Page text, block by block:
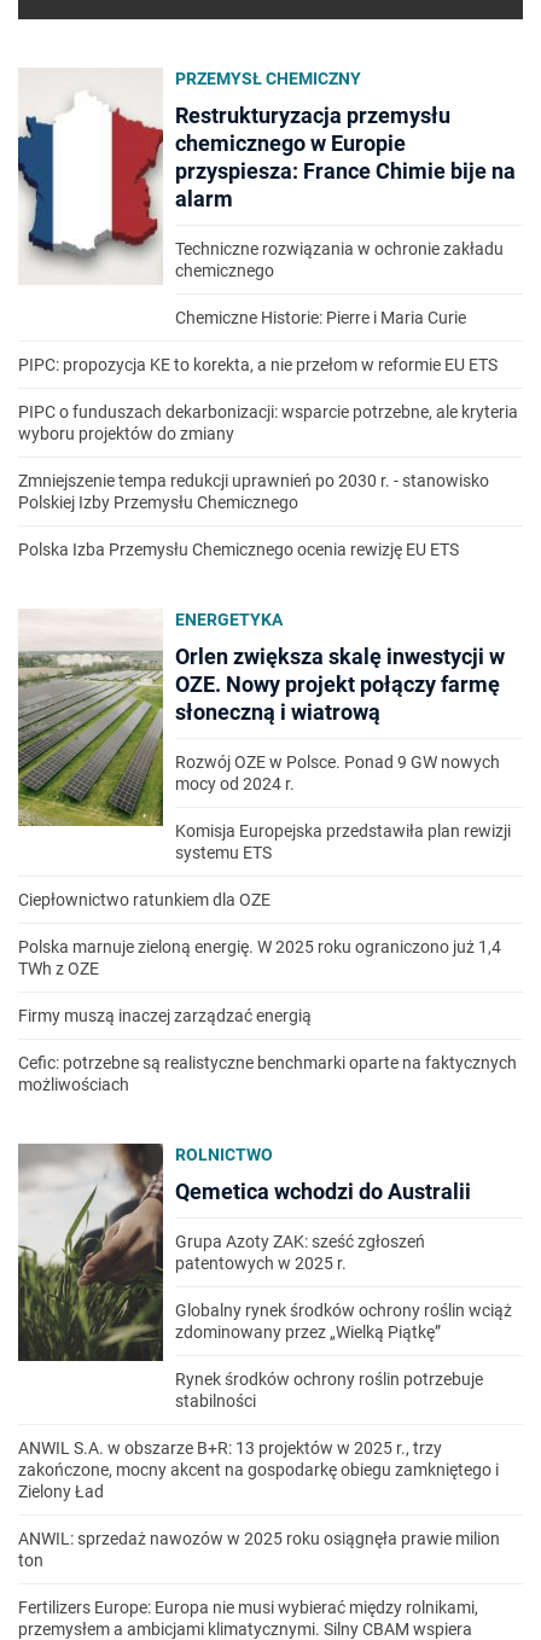
PRZEMYSŁ CHEMICZNY
Restrukturyzacja przemysłu
chemicznego w Europie
przyspiesza: France Chimie bije na
alarm
Techniczne rozwiązania w ochronie zakładu
chemicznego
Chemiczne Historie: Pierre i Maria Curie
PIPC: propozycja KE to korekta, a nie przełom w reformie EU ETS
PIPC o funduszach dekarbonizacji: wsparcie potrzebne, ale kryteria
wyboru projektów do zmiany
Zmniejszenie tempa redukcji uprawnień po 2030 r. - stanowisko
Polskiej Izby Przemysłu Chemicznego
Polska Izba Przemysłu Chemicznego ocenia rewizję EU ETS
ENERGETYKA
Orlen zwiększa skalę inwestycji w
OZE. Nowy projekt połączy farmę
słoneczną i wiatrową
Rozwój OZE w Polsce. Ponad 9 GW nowych
mocy od 2024 r.
Komisja Europejska przedstawiła plan rewizji
systemu ETS
Ciepłownictwo ratunkiem dla OZE
Polska marnuje zieloną energię. W 2025 roku ograniczono już 1,4
TWh z OZE
Firmy muszą inaczej zarządzać energią
Cefic: potrzebne są realistyczne benchmarki oparte na faktycznych
możliwościach
ROLNICTWO
Qemetica wchodzi do Australii
Grupa Azoty ZAK: sześć zgłoszeń
patentowych w 2025 r.
Globalny rynek środków ochrony roślin wciąż
zdominowany przez „Wielką Piątkę”
Rynek środków ochrony roślin potrzebuje
stabilności
ANWIL S.A. w obszarze B+R: 13 projektów w 2025 r., trzy
zakończone, mocny akcent na gospodarkę obiegu zamkniętego i
Zielony Ład
ANWIL: sprzedaż nawozów w 2025 roku osiągnęła prawie milion
ton
Fertilizers Europe: Europa nie musi wybierać między rolnikami,
przemysłem a ambicjami klimatycznymi. Silny CBAM wspiera